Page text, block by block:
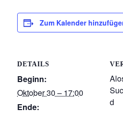
Zum Kalender
DETAILS
Beginn:
Oktober 30 – 17:00
Ende:
d